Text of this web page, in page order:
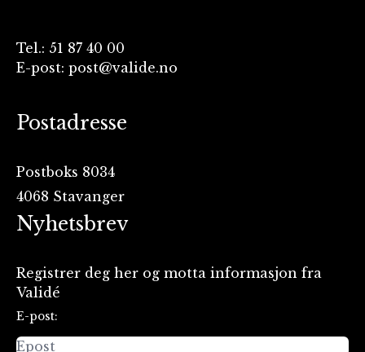
Tel.: 51 87 40 00
E-post: post@valide.no
Postadresse
Postboks 8034
4068 Stavanger
Nyhetsbrev
Registrer deg her og motta informasjon fra
Validé
E-post: